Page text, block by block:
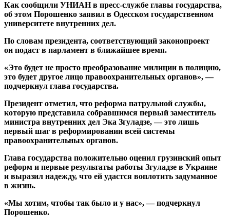
Как сообщили УНИАН в пресс-службе главы государства,
об этом Порошенко заявил в Одесском государственном
университете внутренних дел.
По словам президента, соответствующий законопроект
он подаст в парламент в ближайшее время.
«Это будет не просто преобразование милиции в полицию,
это будет другое лицо правоохранительных органов», —
подчеркнул глава государства.
Президент отметил, что реформа патрульной службы,
которую представила собравшимся первый заместитель
министра внутренних дел Эка Згуладзе, — это лишь
первый шаг в реформировании всей системы
правоохранительных органов.
Глава государства положительно оценил грузинский опыт
реформ и первые результаты работы Згуладзе в Украине
и выразил надежду, что ей удастся воплотить задуманное
в жизнь.
«Мы хотим, чтобы так было и у нас», — подчеркнул
Порошенко.